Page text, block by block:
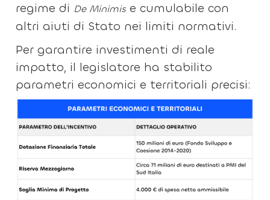
regime di De Minimis e cumulabile con
altri aiuti di Stato nei limiti normativi.
Per garantire investimenti di reale
impatto, il legislatore ha stabilito
parametri economici e territoriali precisi: